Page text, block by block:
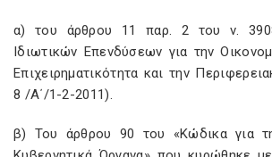
α) του άρθρου 11 παρ. 2 του ν.
Ιδιωτικών Επενδύσεων για την
Επιχειρηματικότητα και την
8 /Α΄/1-2-2011).
β) Του άρθρου 90 του «Κώδικα για